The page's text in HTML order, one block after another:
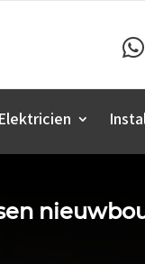
Elektricien